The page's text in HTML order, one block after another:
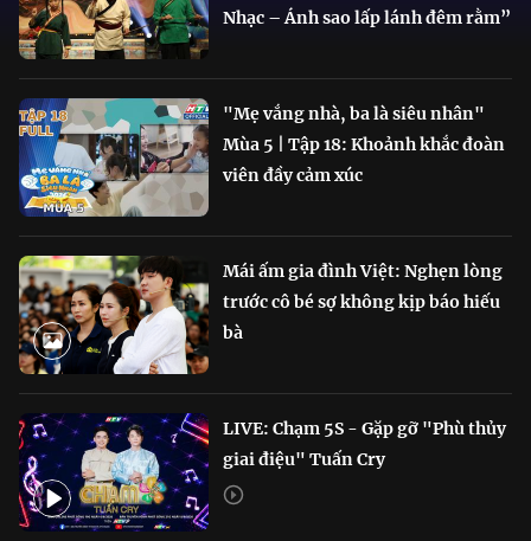
Nhạc – Ánh sao lấp lánh đêm rằm”
"Mẹ vắng nhà, ba là siêu nhân"
Mùa 5 | Tập 18: Khoảnh khắc đoàn
viên đầy cảm xúc
Mái ấm gia đình Việt: Nghẹn lòng
trước cô bé sợ không kịp báo hiếu
bà
LIVE: Chạm 5S - Gặp gỡ "Phù thủy
giai điệu" Tuấn Cry